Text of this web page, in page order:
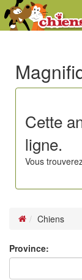
Cette
ligne.
Vous
Chiens
Province: